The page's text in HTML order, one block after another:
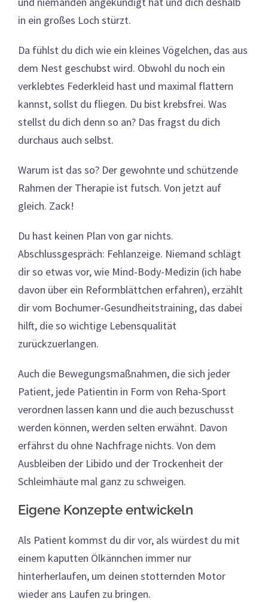
in ein großes Loch stürzt.
Da fühlst du dich wie ein kleines Vögelchen, das aus
dem Nest geschubst wird. Obwohl du noch ein
verklebtes Federkleid hast und maximal flattern
kannst, sollst du fliegen. Du bist krebsfrei. Was
stellst du dich denn so an? Das fragst du dich
durchaus auch selbst.
Warum ist das so? Der gewohnte und schützende
Rahmen der Therapie ist futsch. Von jetzt auf
gleich. Zack!
Du hast keinen Plan von gar nichts.
Abschlussgespräch: Fehlanzeige. Niemand schlägt
dir so etwas vor, wie Mind-Body-Medizin (ich habe
davon über ein Reformblättchen erfahren), erzählt
dir vom Bochumer-Gesundheitstraining, das dabei
hilft, die so wichtige Lebensqualität
zurückzuerlangen.
Auch die Bewegungsmaßnahmen, die sich jeder
Patient, jede Patientin in Form von Reha-Sport
verordnen lassen kann und die auch bezuschusst
werden können, werden selten erwähnt. Davon
erfährst du ohne Nachfrage nichts. Von dem
Ausbleiben der Libido und der Trockenheit der
Schleimhäute mal ganz zu schweigen.
Eigene Konzepte entwickeln
Als Patient kommst du dir vor, als würdest du mit
einem kaputten Ölkännchen immer nur
hinterherlaufen, um deinen stotternden Motor
wieder ans Laufen zu bringen.